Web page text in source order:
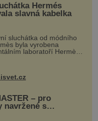
Hermés
slavná kabelka
sluchátka od módního
byla vyrobena
laboratoří Hermès
– pro
navržené s
i vášní!